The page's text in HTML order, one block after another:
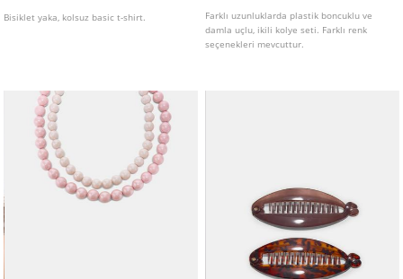
Bisiklet yaka, kolsuz basic t-shirt.
Farklı uzunluklarda plastik boncuklu ve
damla uçlu, ikili kolye seti. Farklı renk
seçenekleri mevcuttur.